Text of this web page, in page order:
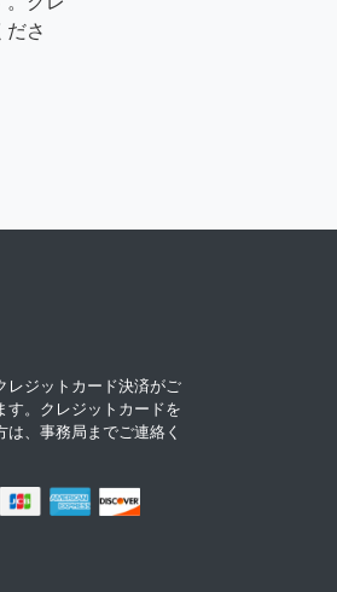
ださ
レジットカード決済がご
す。クレジットカードを
は、事務局までご連絡く